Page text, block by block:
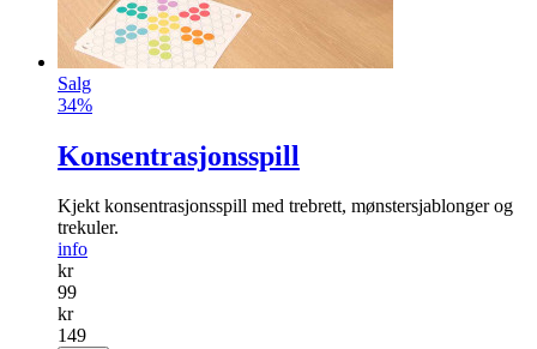
Salg
34%
Konsentrasjonsspill
Kjekt konsentrasjonsspill med trebrett, mønstersjablonger og
trekuler.
info
kr
99
kr
149